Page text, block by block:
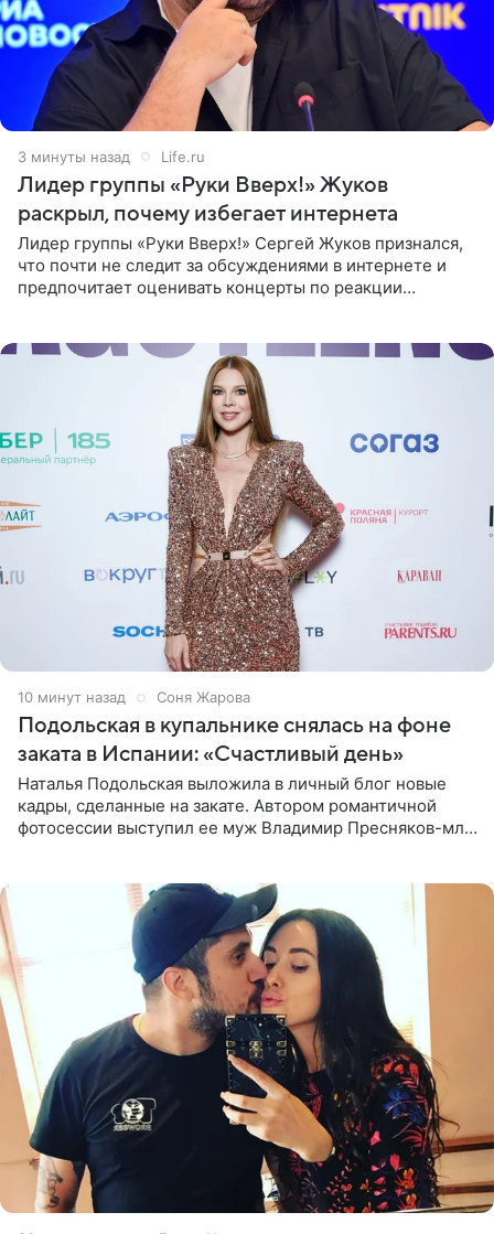
4 минуты назад Life.ru
Лидер группы «Руки Вверх!» Жуков
раскрыл, почему избегает интернета
Лидер группы «Руки Вверх!» Сергей Жуков признался,
что почти не следит за обсуждениями в интернете и
предпочитает оценивать концерты по реакции
11 минут назад Соня Жарова
Подольская в купальнике снялась на фоне
заката в Испании: «Счастливый день»
Наталья Подольская выложила в личный блог новые
кадры, сделанные на закате. Автором романтичной
фотосессии выступил ее муж Владимир Пресняков-мл.